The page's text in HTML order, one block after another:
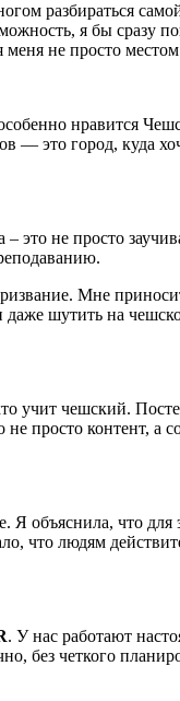
разбираться
я бы сразу
меня не просто
нравится
это город, куда
это не просто
Мне
даже шутить на
учит чешский.
просто контент, а
объяснила, что для
что людям
. У нас работают
без четкого